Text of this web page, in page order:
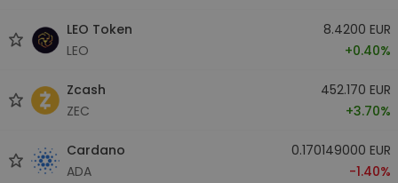
LEO Token
LEO
8.4200 EUR
+0.40%
Zcash
ZEC
452.170 EUR
+3.70%
Cardano
ADA
0.170149000 EUR
-1.40%